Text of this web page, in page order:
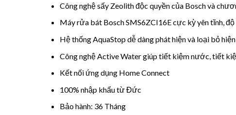
Công nghệ sấy Zeolith độc quyền của Bosch và
Máy rửa bát Bosch SMS6ZCI16E cực kỳ yên tĩnh,
Hệ thống AquaStop dễ dàng phát hiện và loại bỏ
Công nghệ Active Water giúp tiết kiệm nước, tiết
Kết nối ứng dụng Home Connect
100% nhập khẩu từ Đức
Bảo hành: 36 Tháng